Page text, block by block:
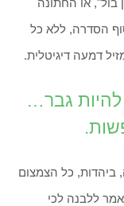
או החתונה
הסדרה, ללא כל
דמעה דיגיטלית.
גבר…
ביהדות, כל הצמצום
ללבנה לכי